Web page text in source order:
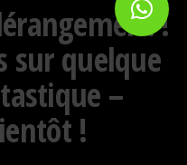
!
sur quelque
–
!